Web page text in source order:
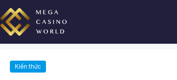
Chuyển
đến
phần
nội
Kiến thức